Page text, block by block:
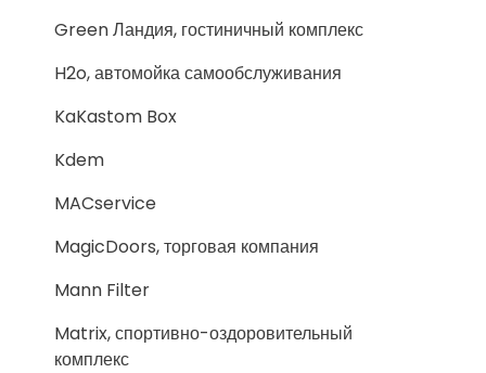
Green Ландия, гостиничный комплекс
H2o, автомойка самообслуживания
KaKastom Box
Kdem
MACservice
MagicDoors, торговая компания
Mann Filter
Matrix, спортивно-оздоровительный
комплекс